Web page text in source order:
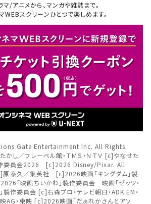
閉じる
記リンクより、ご覧になりたい作品を選
。
ルを確認する
イト会員もあります。
閉じる
ら選ぶ
/アニメから、マンガや雑誌まで。
WEBスクリーンひとつで楽しめます。
Gate Entertainment Inc. All Rights
し／フレーベル館・ＴＭＳ・ＮＴＶ [c]やなせた
作委員会2026 [c]2026 Disney/Pixar. All
泰久／集英社 [c]2026映画「キングダム」製
「映画ちいかわ」製作委員会 映画「ゼッツ・
製作委員会 [c]石森プロ・テレビ朝日・ADK EM・
AG・東映 [c]2026映画「だぁれかさんとアソ
閉じる
場を変更しますか？
閉じる
日を変更しますか？
い機能のご利用には